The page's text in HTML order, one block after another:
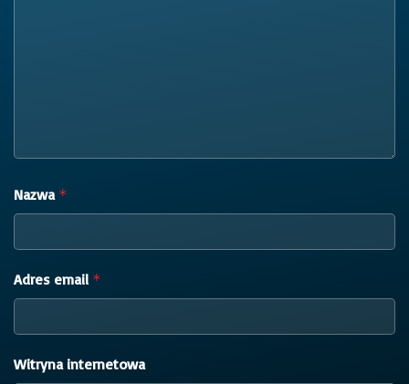
Nazwa *
Adres email *
Witryna internetowa